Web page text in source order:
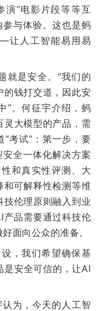
演”电影片段等等互
与体验。这也是蚂
让人工智能易用易
就是安全。“我们的
的钱打交道，因此安
”。何征宇介绍，蚂
大模型的产品，需
考试”：第一步，要
全一体化解决方案
和真实性评测、大
可解释性检测等维
技伦理原则融入到业
品需要通过科技伦
面向公众的准备。
，我们希望确保基
是安全可信的，让AI
为，今天的人工智